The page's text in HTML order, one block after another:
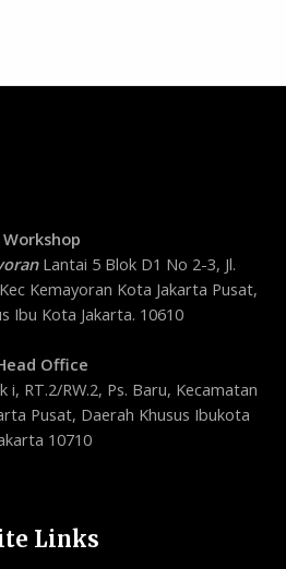
Workshop
Lantai 5 Blok D1 No 2-3, Jl.
Kemayoran Kota Jakarta Pusat,
Ibu Kota Jakarta. 10610
Office
i, RT.2/RW.2, Ps. Baru, Kecamatan
Pusat, Daerah Khusus Ibukota
10710
Links